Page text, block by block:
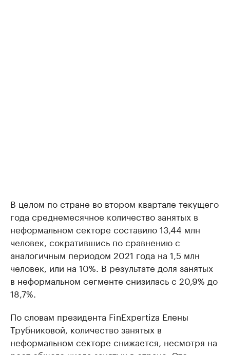
В целом по стране во втором квартале текущего
года среднемесячное количество занятых в
неформальном секторе составило 13,44 млн
человек, сократившись по сравнению с
аналогичным периодом 2021 года на 1,5 млн
человек, или на 10%. В результате доля занятых
в неформальном сегменте снизилась с 20,9% до
18,7%.
По словам президента FinExpertiza Елены
Трубниковой, количество занятых в
неформальном секторе снижается, несмотря на